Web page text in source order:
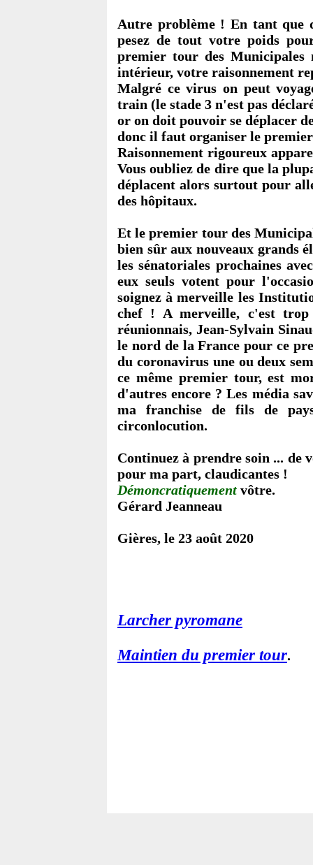
Autre problème ! En tant que
pesez de tout votre poids
premier tour des
intérieur, votre raisonnement
Malgré ce virus on peut
train (le stade 3 n'est pas
or on doit pouvoir se déplacer
donc il faut organiser le
Raisonnement rigoureux
Vous oubliez de dire que la
déplacent alors surtout pour
des hôpitaux.
Et le premier tour des
bien sûr aux nouveaux grands
les sénatoriales prochaines
eux seuls votent pour
soignez à merveille les
chef ! A merveille, c'est
réunionnais, Jean-Sylvain
le nord de la France pour ce
du coronavirus une ou deux
ce même premier tour, est
d'autres encore ? Les média
ma franchise de fils de
circonlocution.
Continuez à prendre soin ... de
pour ma part, claudicantes !
Démoncratiquement vôtre.
Gérard Jeanneau
Gières, le 23 août 2020
Larcher pyromane
Maintien du premier tour.